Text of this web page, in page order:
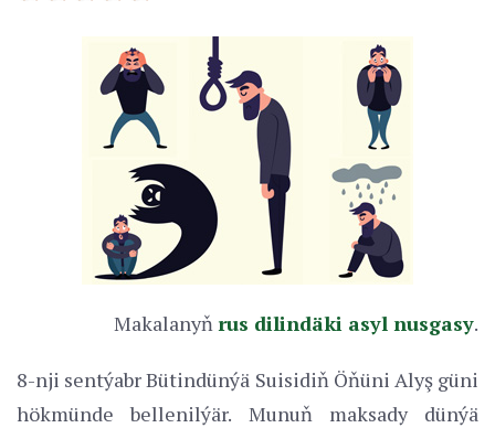
Makalanyň rus dilindäki asyl nusgasy.
8-nji sentýabr Bütindünýä Suisidiň Öňüni Alyş güni
hökmünde bellenilýär. Munuň maksady dünýä